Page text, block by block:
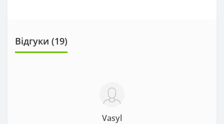
Відгуки (19)
Vasyl